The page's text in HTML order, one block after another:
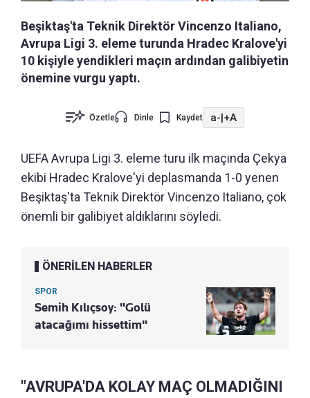
Beşiktaş'ta Teknik Direktör Vincenzo Italiano,
Avrupa Ligi 3. eleme turunda Hradec Kralove'yi
10 kişiyle yendikleri maçın ardından galibiyetin
önemine vurgu yaptı.
Özetle Dinle Kaydet a-|+A
UEFA Avrupa Ligi 3. eleme turu ilk maçında Çekya
ekibi Hradec Kralove'yi deplasmanda 1-0 yenen
Beşiktaş'ta Teknik Direktör Vincenzo Italiano, çok
önemli bir galibiyet aldıklarını söyledi.
ÖNERİLEN HABERLER
SPOR
Semih Kılıçsoy: "Golü
atacağımı hissettim"
"AVRUPA'DA KOLAY MAÇ OLMADIĞINI